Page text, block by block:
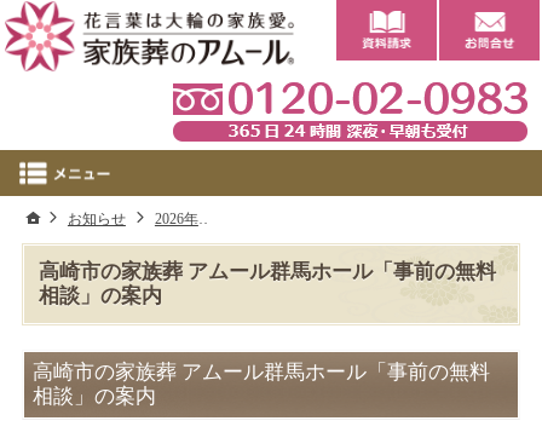
高崎市の家族葬 アムール群馬ホール「事前の無料
相談」の案内
高崎市の家族葬 アムール群馬ホール「事前の無料
相談」の案内
ホーム
お知らせ 2026年